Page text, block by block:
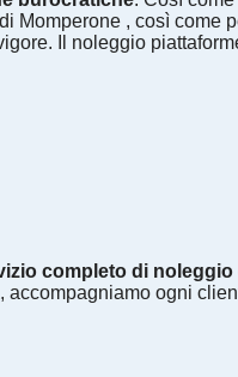
Momperone , così come
Il noleggio
completo di noleggio
ogni